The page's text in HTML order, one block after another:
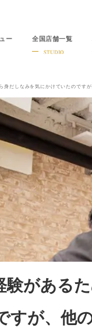
ー 全国店舗一覧
STUDIO
身だしなみを気にかけていたのです
験がある
すが、他